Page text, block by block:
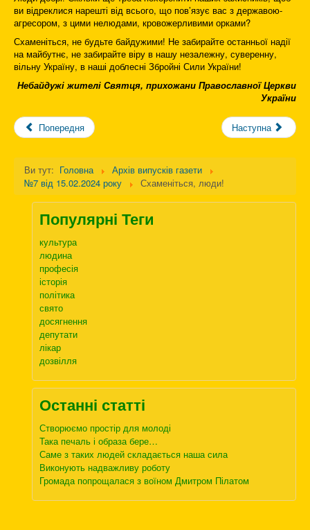
ви відреклися нарешті від всього, що пов’язує вас з державою-
агресором, з цими нелюдами, кровожерливими орками?
Схаменіться, не будьте байдужими! Не забирайте останньої надії
на майбутнє, не забирайте віру в нашу незалежну, суверенну,
вільну Україну, в наші доблесні Збройні Сили України!
Небайдужі жителі Святця, прихожани Православної Церкви
України
Попередня Наступна
Ви тут: Головна
Архів випусків газети
№7 від 15.02.2024 року
Схаменіться, люди!
Популярні Теги
культура
людина
професія
історія
політика
свято
досягнення
депутати
лікар
дозвілля
Останні статті
Створюємо простір для молоді
Така печаль і образа бере…
Саме з таких людей складається наша сила
Виконують надважливу роботу
Громада попрощалася з воїном Дмитром Пілатом